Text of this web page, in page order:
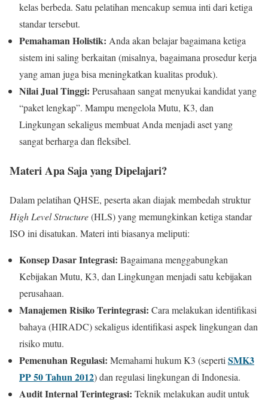
kelas berbeda. Satu pelatihan mencakup semua inti dari ketiga
standar tersebut.
Pemahaman Holistik: Anda akan belajar bagaimana ketiga
sistem ini saling berkaitan (misalnya, bagaimana prosedur kerja
yang aman juga bisa meningkatkan kualitas produk).
Nilai Jual Tinggi: Perusahaan sangat menyukai kandidat yang
“paket lengkap”. Mampu mengelola Mutu, K3, dan
Lingkungan sekaligus membuat Anda menjadi aset yang
sangat berharga dan fleksibel.
Materi Apa Saja yang Dipelajari?
Dalam pelatihan QHSE, peserta akan diajak membedah struktur
High Level Structure(HLS) yang memungkinkan ketiga standar
ISO ini disatukan. Materi inti biasanya meliputi:
Konsep Dasar Integrasi: Bagaimana menggabungkan
Kebijakan Mutu, K3, dan Lingkungan menjadi satu kebijakan
perusahaan.
Manajemen Risiko Terintegrasi: Cara melakukan identifikasi
bahaya (HIRADC) sekaligus identifikasi aspek lingkungan dan
risiko mutu.
Pemenuhan Regulasi: Memahami hukum K3 (seperti SMK3
PP 50 Tahun 2012) dan regulasi lingkungan di Indonesia.
Audit Internal Terintegrasi: Teknik melakukan audit untuk